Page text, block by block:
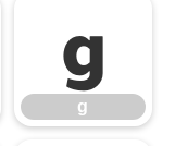
g
g